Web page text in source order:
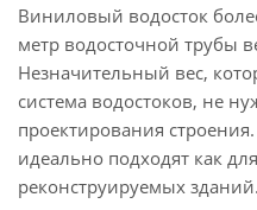
Виниловый водосток
метр водосточной трубы
Незначительный вес,
система водостоков, не
проектирования
идеально подходят как
реконструируемых зданий.